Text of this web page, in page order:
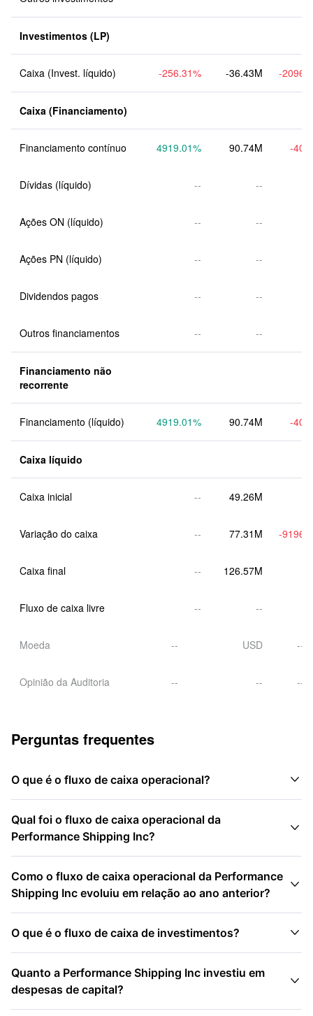
Investimentos (LP)
Caixa (Invest. líquido) -256.31% -36.43M -
Caixa (Financiamento)
Financiamento contínuo 4919.01% 90.74M -
Dívidas (líquido) -- --
Ações ON (líquido) -- --
Ações PN (líquido) -- --
Dividendos pagos -- --
Outros financiamentos -- --
Financiamento não
recorrente
Financiamento (líquido) 4919.01% 90.74M -
Caixa líquido
Caixa inicial -- 49.26M
Variação do caixa -- 77.31M -
Caixa final -- 126.57M
Fluxo de caixa livre -- --
Moeda -- USD --
Opinião da Auditoria -- -- --
Perguntas frequentes
O que é o fluxo de caixa operacional? 
Qual foi o fluxo de caixa operacional da
Performance Shipping Inc?

Como o fluxo de caixa operacional da Performance
Shipping Inc evoluiu em relação ao ano anterior?

O que é o fluxo de caixa de investimentos? 
Quanto a Performance Shipping Inc investiu em
despesas de capital?
